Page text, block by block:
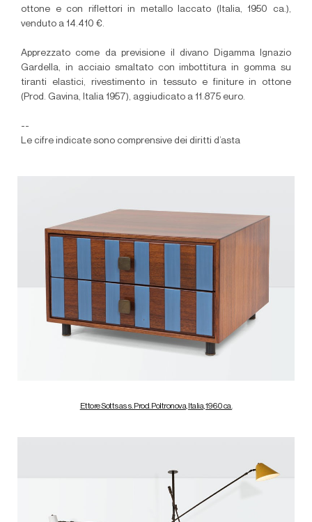
Ettore Sottsass. Prod. Poltronova, Italia, 1960 ca.
ottone e con riflettori in metallo laccato (Italia, 1950 ca.),
venduto a 14.410 €.
Apprezzato come da previsione il divano Digamma Ignazio
Gardella, in acciaio smaltato con imbottitura in gomma su
tiranti elastici, rivestimento in tessuto e finiture in ottone
(Prod. Gavina, Italia 1957), aggiudicato a 11.875 euro.
--
Le cifre indicate sono comprensive dei diritti d’asta